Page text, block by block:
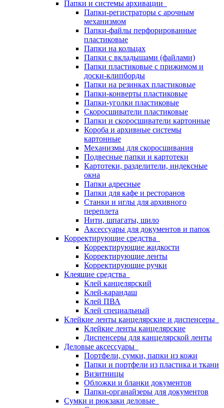
Папки и системы архивации
Папки-регистраторы с арочным
механизмом
Папки-файлы перфорированные
пластиковые
Папки на кольцах
Папки с вкладышами (файлами)
Папки пластиковые с прижимом и
доски-клипборды
Папки на резинках пластиковые
Папки-конверты пластиковые
Папки-уголки пластиковые
Скоросшиватели пластиковые
Папки и скоросшиватели картонные
Короба и архивные системы
картонные
Механизмы для скоросшивания
Подвесные папки и картотеки
Картотеки, разделители, индексные
окна
Папки адресные
Папки для кафе и ресторанов
Станки и иглы для архивного
переплета
Нити, шпагаты, шило
Аксессуары для документов и папок
Корректирующие средства
Корректирующие жидкости
Корректирующие ленты
Корректирующие ручки
Клеящие средства
Клей канцелярский
Клей-карандаш
Клей ПВА
Клей специальный
Клейкие ленты канцелярские и диспенсеры
Клейкие ленты канцелярские
Диспенсеры для канцелярской ленты
Деловые аксессуары
Портфели, сумки, папки из кожи
Папки и портфели из пластика и ткани
Визитницы
Обложки и бланки документов
Папки-органайзеры для документов
Сумки и рюкзаки деловые